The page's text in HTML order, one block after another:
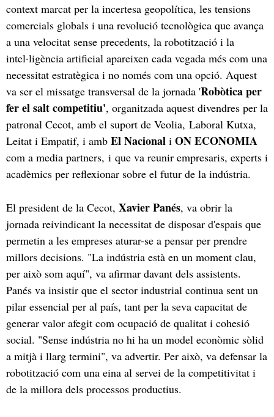
context marcat per la incertesa geopolítica, les tensions
comercials globals i una revolució tecnològica que avança
a una velocitat sense precedents, la robotització i la
intel·ligència artificial apareixen cada vegada més com una
necessitat estratègica i no només com una opció. Aquest
va ser el missatge transversal de la jornada 'Robòtica per
fer el salt competitiu', organitzada aquest divendres per la
patronal Cecot, amb el suport de Veolia, Laboral Kutxa,
Leitat i Empatif, i amb El Nacional i ON ECONOMIA
com a media partners, i que va reunir empresaris, experts i
acadèmics per reflexionar sobre el futur de la indústria.
El president de la Cecot, Xavier Panés, va obrir la
jornada reivindicant la necessitat de disposar d'espais que
permetin a les empreses aturar-se a pensar per prendre
millors decisions. "La indústria està en un moment clau,
per això som aquí", va afirmar davant dels assistents.
Panés va insistir que el sector industrial continua sent un
pilar essencial per al país, tant per la seva capacitat de
generar valor afegit com ocupació de qualitat i cohesió
social. "Sense indústria no hi ha un model econòmic sòlid
a mitjà i llarg termini", va advertir. Per això, va defensar la
robotització com una eina al servei de la competitivitat i
de la millora dels processos productius.